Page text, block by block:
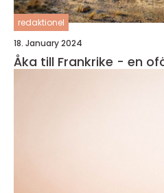
redaktionel
18. January 2024
Åka till Frankrike - en